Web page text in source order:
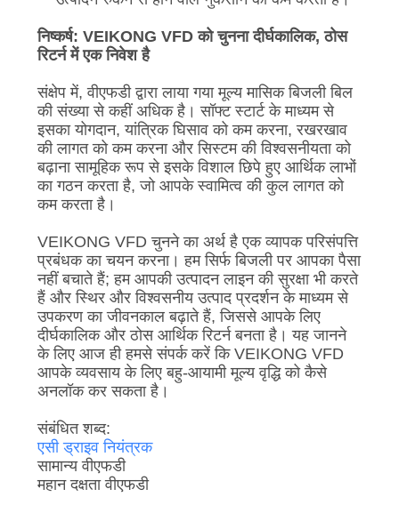
निष्कर्ष: VEIKONG VFD को चुनना दीर्घकालिक, ठोस
रिटर्न में एक निवेश है
संक्षेप में, वीएफडी द्वारा लाया गया मूल्य मासिक बिजली बिल
की संख्या से कहीं अधिक है। सॉफ्ट स्टार्ट के माध्यम से
इसका योगदान, यांत्रिक घिसाव को कम करना, रखरखाव
की लागत को कम करना और सिस्टम की विश्वसनीयता को
बढ़ाना सामूहिक रूप से इसके विशाल छिपे हुए आर्थिक लाभों
का गठन करता है, जो आपके स्वामित्व की कुल लागत को
कम करता है।
VEIKONG VFD चुनने का अर्थ है एक व्यापक परिसंपत्ति
प्रबंधक का चयन करना। हम सिर्फ बिजली पर आपका पैसा
नहीं बचाते हैं; हम आपकी उत्पादन लाइन की सुरक्षा भी करते
हैं और स्थिर और विश्वसनीय उत्पाद प्रदर्शन के माध्यम से
उपकरण का जीवनकाल बढ़ाते हैं, जिससे आपके लिए
दीर्घकालिक और ठोस आर्थिक रिटर्न बनता है। यह जानने
के लिए आज ही हमसे संपर्क करें कि VEIKONG VFD
आपके व्यवसाय के लिए बहु-आयामी मूल्य वृद्धि को कैसे
अनलॉक कर सकता है।
संबंधित शब्द:
एसी ड्राइव नियंत्रक
सामान्य वीएफडी
महान दक्षता वीएफडी